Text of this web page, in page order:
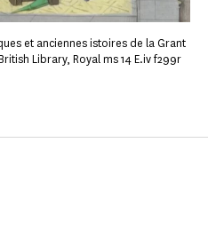
et anciennes istoires de la Grant
Library, Royal ms 14 E.iv f299r